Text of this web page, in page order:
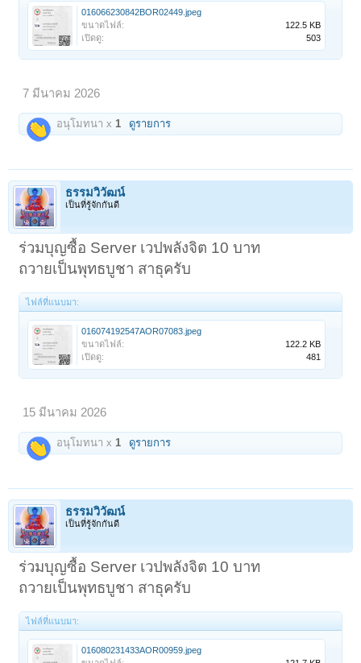
016066230842BOR02449.jpeg
ขนาดไฟล์:
122.5 KB
เปิดดู:
503
7 มีนาคม 2026
อนุโมทนา x 1 ดูรายการ
ธรรมวิวัฒน์
เป็นที่รู้จักกันดี
ร่วมบุญซื้อ Server เวปพลังจิต 10 บาท
ถวายเป็นพุทธบูชา สาธุครับ
ไฟล์ที่แนบมา:
016074192547AOR07083.jpeg
ขนาดไฟล์:
122.2 KB
เปิดดู:
481
15 มีนาคม 2026
อนุโมทนา x 1 ดูรายการ
ธรรมวิวัฒน์
เป็นที่รู้จักกันดี
ร่วมบุญซื้อ Server เวปพลังจิต 10 บาท
ถวายเป็นพุทธบูชา สาธุครับ
ไฟล์ที่แนบมา:
016080231433AOR00959.jpeg